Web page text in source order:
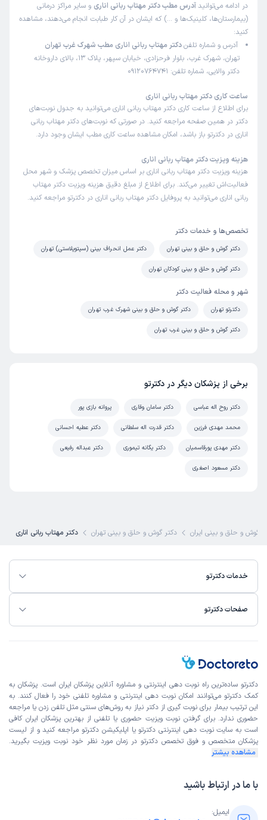
در ادامه می‌توانید آدرس مطب دکتر مهتاب ربانی اناری و سایر مراکز درمانی
(بیمارستان‌ها، کلینیک‌ها و …) که ایشان در آن کار طبابت انجام می‌دهند، مشاهده
کنید:
آدرس و شماره تلفندکتر مهتاب ربانی اناری مطب شهرک غرب تهران
تهران، شهرک غرب، بلوار فرحزادی، خیابان سپهر، پلاک 13، بالای داروخانه
دکتر والایی، شماره تلفن: 09120764741
ساعت کاری دکتر مهتاب ربانی اناری
برای اطلاع از ساعت کاری دکتر مهتاب ربانی اناری می‌توانید به جدول نوبت‌های
دکتر در همین صفحه مراجعه کنید. در صورتی که نوبت‌های دکتر مهتاب ربانی
اناری در دکترتو باز باشد، امکان مشاهده ساعت کاری مطب ایشان وجود دارد.
هزینه ویزیت دکتر مهتاب ربانی اناری
هزینه ویزیت دکتر مهتاب ربانی اناری بر اساس میزان تخصص پزشک و شهر محل
فعالیت‌اش تغییر می‌کند. برای اطلاع از مبلغ دقیق هزینه ویزیت دکتر مهتاب
ربانی اناری می‌توانید به پروفایل دکتر مهتاب ربانی اناری در دکترتو مراجعه کنید.
تخصص‌ها و خدمات دکتر
دکتر گوش و حلق و بینی تهران دکتر عمل انحراف بینی (سپتوپلاستی) تهران
دکتر گوش و حلق و بینی کودکان تهران
شهر و محله فعالیت دکتر
دکترتو تهران دکتر گوش و حلق و بینی شهرک غرب تهران
دکتر گوش و حلق و بینی غرب تهران
برخی از پزشکان دیگر در دکترتو
دکتر روح اله عباسی دکتر سامان وقاری پروانه بازی پور
محمد مهدی فرزین دکتر قدرت اله سلطانی دکتر عطیه احسانی
دکتر مهدی پورقاسمیان دکتر یگانه تیموری دکتر عبداله رفیعی
دکتر مسعود اصغری
گوش و حلق و بینی ایران دکتر گوش و حلق و بینی تهران دکتر مهتاب ربانی اناری
خدمات دکترتو
صفحات دکترتو
دکترتو ساده‌ترین راه نوبت‌ دهی اینترنتی و مشاوره آنلاین پزشکان ایران است. پزشکان به
کمک دکترتو می‌توانند امکان نوبت دهی اینترنتی و مشاوره تلفنی خود را فعال کنند. به
این ترتیب بیمار برای نوبت گیری از دکتر نیاز به روش‌های سنتی مثل تلفن زدن یا مراجعه
حضوری ندارد. برای گرفتن نوبت ویزیت حضوری یا تلفنی از بهترین پزشکان ایران کافی
است به سایت نوبت دهی اینترنتی دکترتو یا اپلیکیشن دکترتو مراجعه کنید و از لیست
پزشکان متخصص و فوق تخصص دکترتو در زمان مورد نظر خود نوبت ویزیت بگیرید.
مشاهده بیشتر
با ما در ارتباط باشید
ایمیل: